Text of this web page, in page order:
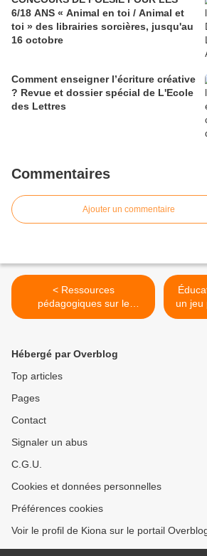
6/18 ANS « Animal en toi / Animal et
toi » des librairies sorcières, jusqu'au
16 octobre
Comment enseigner l’écriture créative
? Revue et dossier spécial de L'Ecole
des Lettres
Commentaires
Ajouter un commentaire
< Ressources
pédagogiques sur le
harcèlement
un jeu
Hébergé par Overblog
Top articles
Pages
Contact
Signaler un abus
C.G.U.
Cookies et données personnelles
Préférences cookies
Voir le profil de Kiona sur le portail